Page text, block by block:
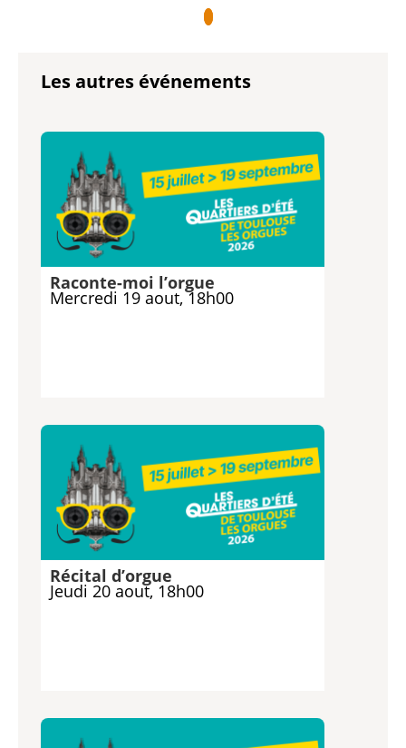
Les autres événements
Raconte-moi l’orgue
Mercredi 19 aout, 18h00
Récital d’orgue
Jeudi 20 aout, 18h00